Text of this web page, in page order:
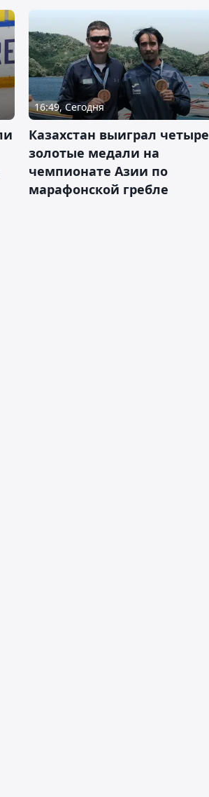
16:49, Сегодня
Казахстан выиграл четыре
золотые медали на
чемпионате Азии по
марафонской гребле